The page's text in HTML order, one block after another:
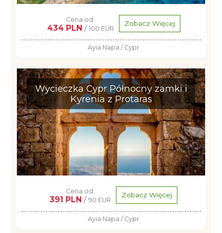
Cena od:
434 PLN / 100 EUR
Zobacz Więcej
Ayia Napa / Cypr
Wycieczka Cypr Północny zamki i
Kyrenia z Protaras
Cena od:
391 PLN / 90 EUR
Zobacz Więcej
Ayia Napa / Cypr